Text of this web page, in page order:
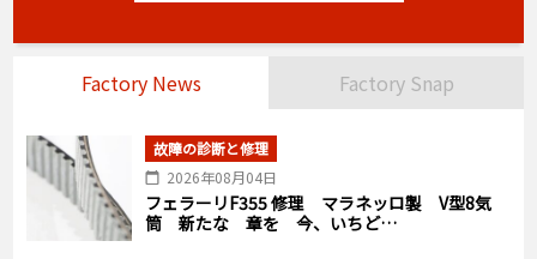
Factory News Factory Snap
故障の診断と修理
2026年08月04日
フェラーリF355 修理 マラネッロ製 V型8気
筒 新たな 章を 今、いちど…